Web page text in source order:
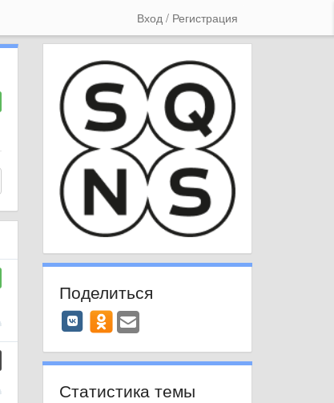
Вход / Регистрация
Поделиться
Статистика темы